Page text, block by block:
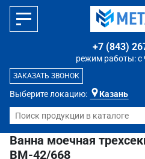
Выберите локацию: Казань
режим работы: с
+7 (843)
ЗАКАЗАТЬ ЗВОНОК
Ванна моечная
ВМ-42/668